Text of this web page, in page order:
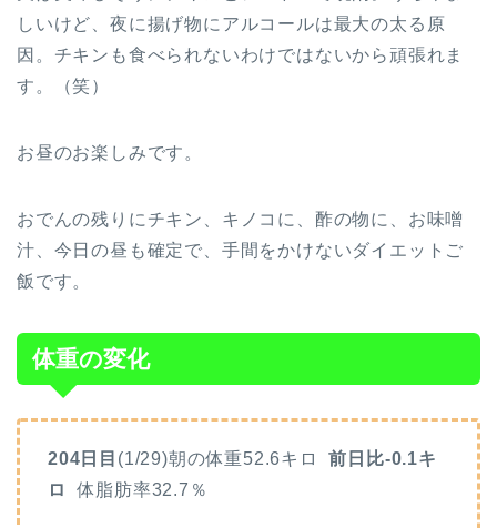
しいけど、夜に揚げ物にアルコールは最大の太る原
因。チキンも食べられないわけではないから頑張れま
す。（笑）
お昼のお楽しみです。
おでんの残りにチキン、キノコに、酢の物に、お味噌
汁、今日の昼も確定で、手間をかけないダイエットご
飯です。
体重の変化
204日目 (1/29)朝の体重52.6キロ前日比-0.1キ
ロ体脂肪率32.7％